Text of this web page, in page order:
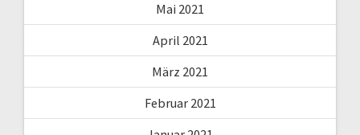
Mai 2021
April 2021
März 2021
Februar 2021